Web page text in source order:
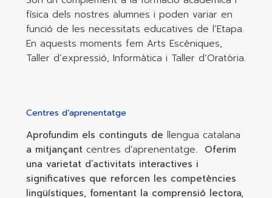
física dels nostres alumnes i poden variar en
funció de les necessitats educatives de l’Etapa.
En aquests moments fem Arts Escèniques,
Taller d’expressió, Informàtica i Taller d’Oratòria.
Centres d’aprenentatge
Aprofundim els continguts de llengua catalana
a mitjançant centres d’aprenentatge. Oferim
una varietat d’activitats interactives i
significatives que reforcen les competències
lingüístiques, fomentant la comprensió lectora,